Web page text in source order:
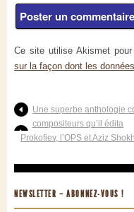
Ce site utilise Akismet
sur la façon dont les
Une superbe anthologie
compositeurs qu’il édita
Prokofiev, l’OPS et Aziz
NEWSLETTER – ABONNEZ-VOUS !